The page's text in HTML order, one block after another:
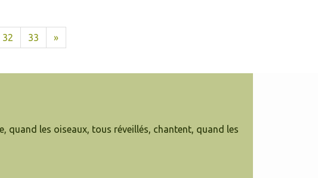
32 33 »
quand les oiseaux, tous réveillés, chantent, quand les